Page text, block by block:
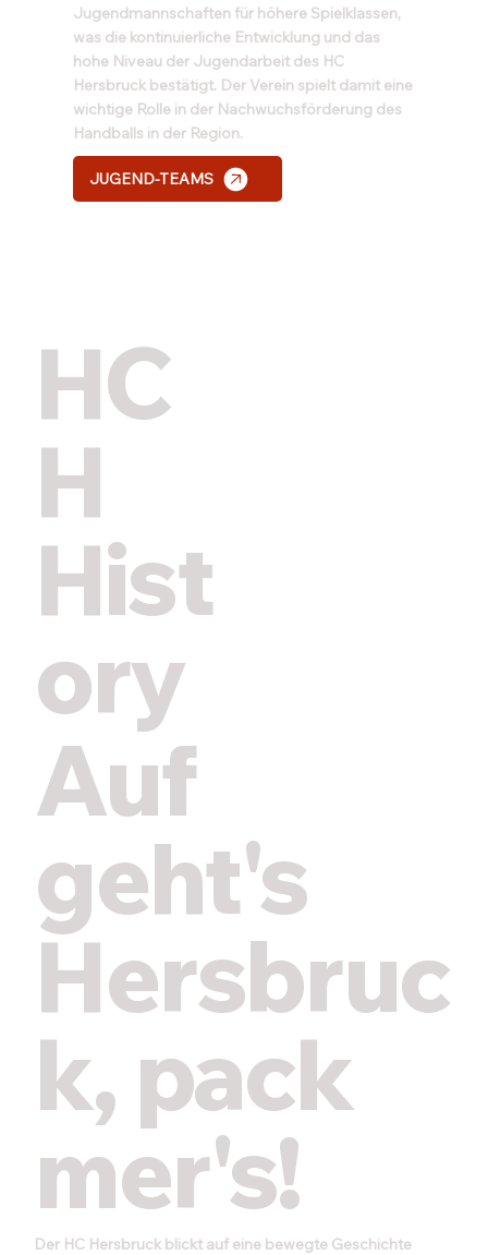
HC
H
Hist
ory
Auf
geht's
Hersbruc
k, pack
mer's!
Der HC Hersbruck blickt auf eine bewegte Geschichte
Jugendmannschaften für höhere Spielklassen,
was die kontinuierliche Entwicklung und das
hohe Niveau der Jugendarbeit des HC
Hersbruck bestätigt. Der Verein spielt damit eine
wichtige Rolle in der Nachwuchsförderung des
Handballs in der Region.
JUGEND-TEAMS